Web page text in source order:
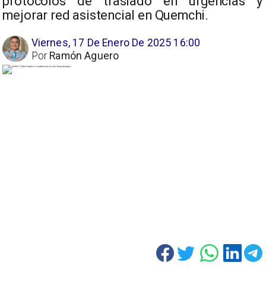
mejorar red asistencial en Quemchi.
Viernes, 17 De Enero De 2025 16:00
Ramón Aguero
Por